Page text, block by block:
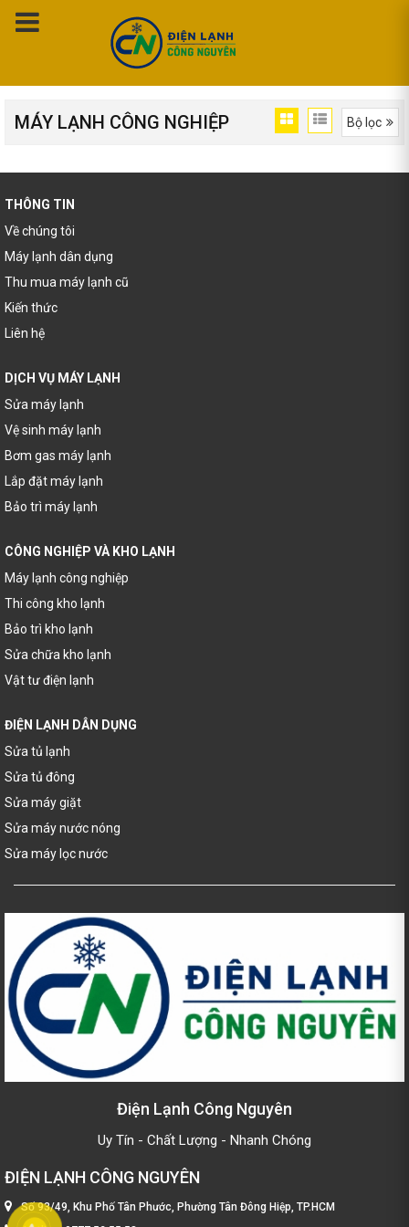
Trang chủ Máy Lạnh Công Nghiệp
MÁY LẠNH CÔNG NGHIỆP Bộ lọc
THÔNG TIN
Về chúng tôi
Máy lạnh dân dụng
Thu mua máy lạnh cũ
Kiến thức
Liên hệ
DỊCH VỤ MÁY LẠNH
Sửa máy lạnh
Vệ sinh máy lạnh
Bơm gas máy lạnh
Lắp đặt máy lạnh
Bảo trì máy lạnh
CÔNG NGHIỆP VÀ KHO LẠNH
Máy lạnh công nghiệp
Thi công kho lạnh
Bảo trì kho lạnh
Sửa chữa kho lạnh
Vật tư điện lạnh
ĐIỆN LẠNH DÂN DỤNG
Sửa tủ lạnh
Sửa tủ đông
Sửa máy giặt
Sửa máy nước nóng
Sửa máy lọc nước
Điện Lạnh Công Nguyên
Uy Tín - Chất Lượng - Nhanh Chóng
ĐIỆN LẠNH CÔNG NGUYÊN
Số 93/49, Khu Phố Tân Phước, Phường Tân Đông Hiệp, TP.HCM